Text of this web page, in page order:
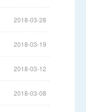
2018-03-28
2018-03-19
2018-03-12
2018-03-08